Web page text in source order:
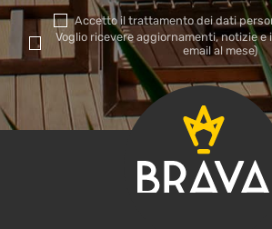
Si
prega
di
lasciare
vuoto
questo
Accetto il trattamento dei dati
Voglio ricevere aggiornamenti, notizie e
email al mese)